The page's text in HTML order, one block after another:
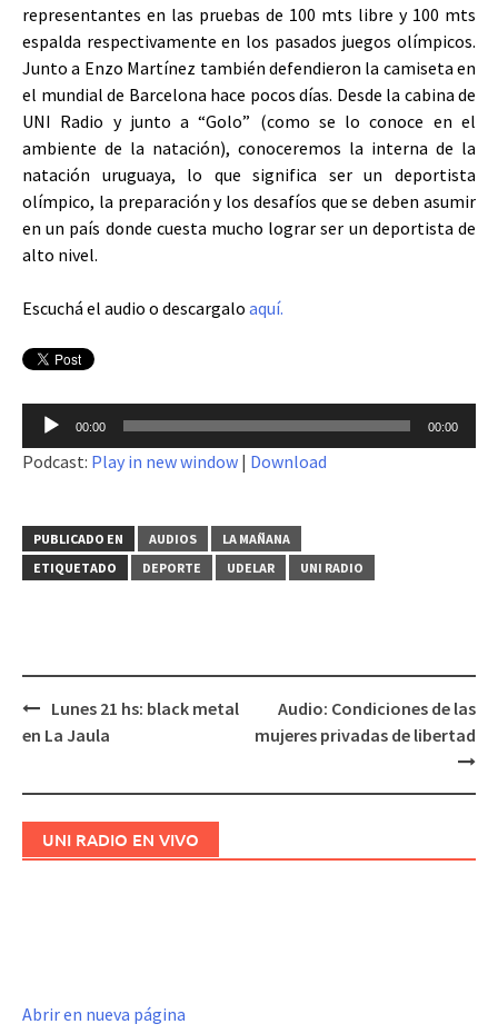
representantes en las pruebas de 100 mts libre y 100 mts
espalda respectivamente en los pasados juegos olímpicos.
Junto a Enzo Martínez también defendieron la camiseta en
el mundial de Barcelona hace pocos días. Desde la cabina de
UNI Radio y junto a “Golo” (como se lo conoce en el
ambiente de la natación), conoceremos la interna de la
natación uruguaya, lo que significa ser un deportista
olímpico, la preparación y los desafíos que se deben asumir
en un país donde cuesta mucho lograr ser un deportista de
alto nivel.
Escuchá el audio o descargalo aquí.
Reproductor
de
audio
00:00 00:00
Podcast: Play in new window | Download
PUBLICADO EN AUDIOS
LA MAÑANA
ETIQUETADO
DEPORTE UDELAR UNI RADIO
Navegación
Lunes 21 hs: black metal
en La Jaula
Audio: Condiciones de las
mujeres privadas de libertad
UNI RADIO EN VIVO
Abrir en nueva página